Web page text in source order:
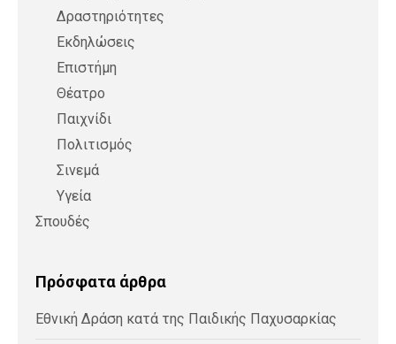
Δραστηριότητες
Εκδηλώσεις
Επιστήμη
Θέατρο
Παιχνίδι
Πολιτισμός
Σινεμά
Υγεία
Σπουδές
Πρόσφατα άρθρα
Εθνική Δράση κατά της Παιδικής Παχυσαρκίας